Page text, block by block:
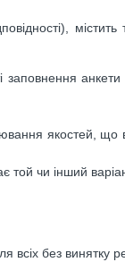
заповнення
якостей, що
чи інший
всіх без винятку